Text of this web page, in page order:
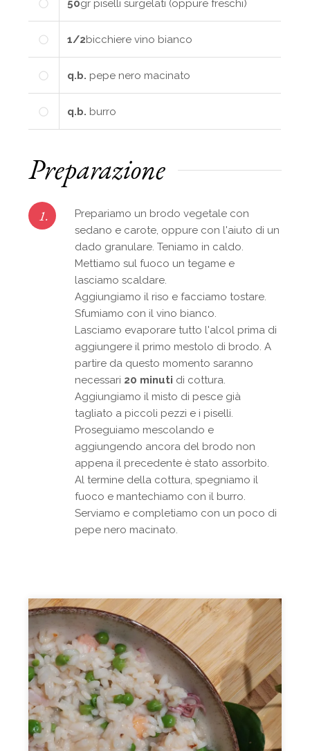
50gr piselli surgelati (oppure freschi)
1/2bicchiere vino bianco
q.b. pepe nero macinato
q.b. burro
Preparazione
1.
Prepariamo un brodo vegetale con
sedano e carote, oppure con l'aiuto di un
dado granulare. Teniamo in caldo.
Mettiamo sul fuoco un tegame e
lasciamo scaldare.
Aggiungiamo il riso e facciamo tostare.
Sfumiamo con il vino bianco.
Lasciamo evaporare tutto l'alcol prima di
aggiungere il primo mestolo di brodo. A
partire da questo momento saranno
necessari 20 minuti di cottura.
Aggiungiamo il misto di pesce già
tagliato a piccoli pezzi e i piselli.
Proseguiamo mescolando e
aggiungendo ancora del brodo non
appena il precedente è stato assorbito.
Al termine della cottura, spegniamo il
fuoco e mantechiamo con il burro.
Serviamo e completiamo con un poco di
pepe nero macinato.